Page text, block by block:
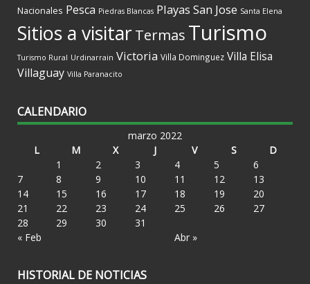
Nacionales Pesca Piedras Blancas Playas San Jose Santa Elena
Sitios a visitarTermas Turismo
Turismo Rural Urdinarrain Victoria Villa Dominguez Villa Elisa
Villaguay Villa Paranacito
CALENDARIO
marzo 2022
L
M X J V S D
« Feb Abr »
1 2 3 4 5
6
7
8 9 10 11 12
13
14
15 16 17 18 19
20
21
22 23 24 25 26
27
28
29 30 31
HISTORIAL DE NOTICIAS